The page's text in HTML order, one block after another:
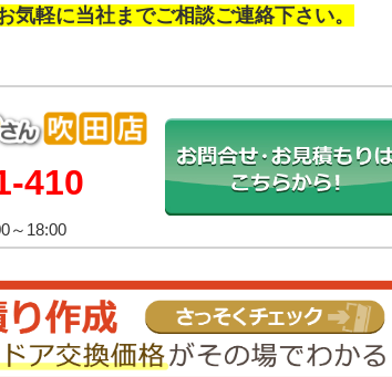
軽に当社までご相談ご連絡下さい。
410
～18:00